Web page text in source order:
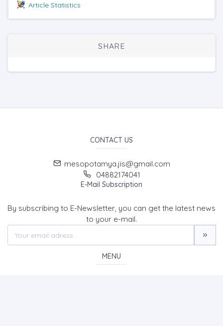
Article Statistics
SHARE
CONTACT US
mesopotamya.jis@gmail.com
04882174041
E-Mail Subscription
By subscribing to E-Newsletter, you can get the latest news
to your e-mail.
MENU